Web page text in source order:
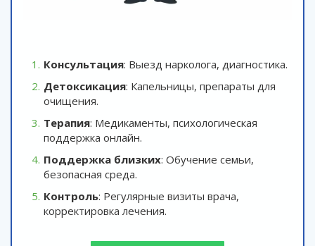
Консультация: Выезд нарколога, диагностика.
Детоксикация: Капельницы, препараты для
очищения.
Терапия: Медикаменты, психологическая
поддержка онлайн.
Поддержка близких: Обучение семьи,
безопасная среда.
Контроль: Регулярные визиты врача,
корректировка лечения.